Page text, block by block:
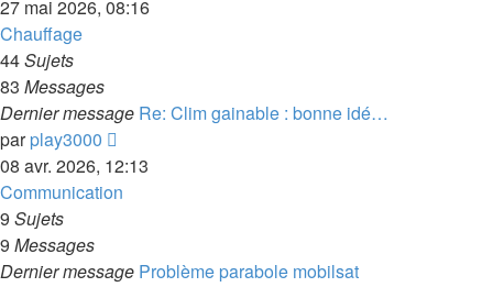
le
27 mai 2026, 08:16
Chauffage
44Sujets
83 Messages
Dernier message Re: Clim gainable : bonne idé…
parplay3000
le
dernier
08 avr. 2026, 12:13
Communication
9 Sujets
9 Messages
Dernier message Problème parabole mobilsat